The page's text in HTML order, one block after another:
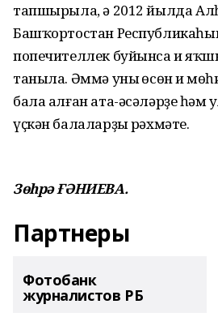
тапшырыла, ә 2012 йылда
Башҡортостан
попечителлек буйынса иң
таныла. Әммә уның өсөн иң
бала алған ата-әсәләрҙең һәм
үҫкән балаларҙың рәхмәте.
Зөһрә ҒӘНИЕВА.
Партнеры
Фотобанк
журналистов РБ